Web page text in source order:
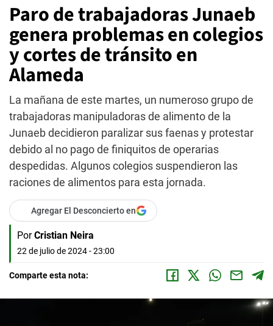
Paro de trabajadoras Junaeb
genera problemas en colegios
y cortes de tránsito en
Alameda
La mañana de este martes, un numeroso grupo de
trabajadoras manipuladoras de alimento de la
Junaeb decidieron paralizar sus faenas y protestar
debido al no pago de finiquitos de operarias
despedidas. Algunos colegios suspendieron las
raciones de alimentos para esta jornada.
Agregar El Desconcierto en
Por Cristian Neira
22 de julio de 2024 - 23:00
Comparte esta nota: